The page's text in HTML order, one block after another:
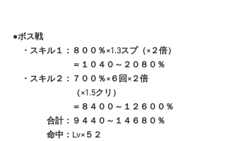
●ボス戦
・スキル１：８００％×1.3スプ（×２倍）
＝１０４０～２０８０％
・スキル２：７００％×６回×２倍
（×1.5クリ）
＝８４００～１２６００％
合計：９４４０～１４６８０％
命中：Lv×５２